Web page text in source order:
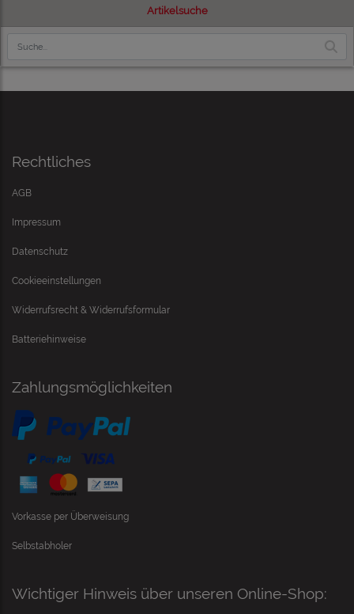
Artikelsuche
Rechtliches
AGB
Impressum
Datenschutz
Cookieeinstellungen
Widerrufsrecht & Widerrufsformular
Batteriehinweise
Zahlungsmöglichkeiten
Vorkasse per Überweisung
Selbstabholer
Wichtiger Hinweis über unseren Online-Shop: